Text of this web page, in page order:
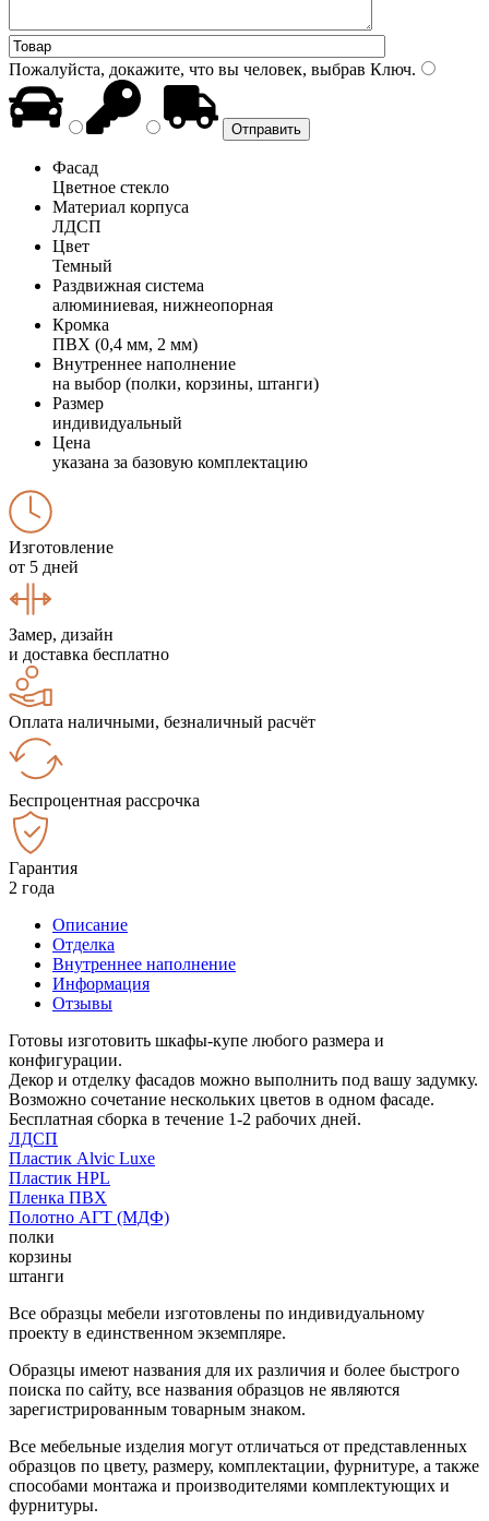
Пожалуйста, докажите, что вы человек, выбрав Ключ.
Фасад
Цветное стекло
Материал корпуса
ЛДСП
Цвет
Темный
Раздвижная система
алюминиевая, нижнеопорная
Кромка
ПВХ (0,4 мм, 2 мм)
Внутреннее наполнение
на выбор (полки, корзины, штанги)
Размер
индивидуальный
Цена
указана за базовую комплектацию
Изготовление
от 5 дней
Замер, дизайн
и доставка бесплатно
Оплата наличными, безналичный расчёт
Беспроцентная рассрочка
Гарантия
2 года
Описание
Отделка
Внутреннее наполнение
Информация
Отзывы
Готовы изготовить шкафы-купе любого размера и
конфигурации.
Декор и отделку фасадов можно выполнить под вашу задумку.
Возможно сочетание нескольких цветов в одном фасаде.
Бесплатная сборка в течение 1-2 рабочих дней.
ЛДСП
Пластик Alvic Luxe
Пластик HPL
Пленка ПВХ
Полотно АГТ (МДФ)
полки
корзины
штанги
Все образцы мебели изготовлены по индивидуальному
проекту в единственном экземпляре.
Образцы имеют названия для их различия и более быстрого
поиска по сайту, все названия образцов не являются
зарегистрированным товарным знаком.
Все мебельные изделия могут отличаться от представленных
образцов по цвету, размеру, комплектации, фурнитуре, а также
способами монтажа и производителями комплектующих и
фурнитуры.